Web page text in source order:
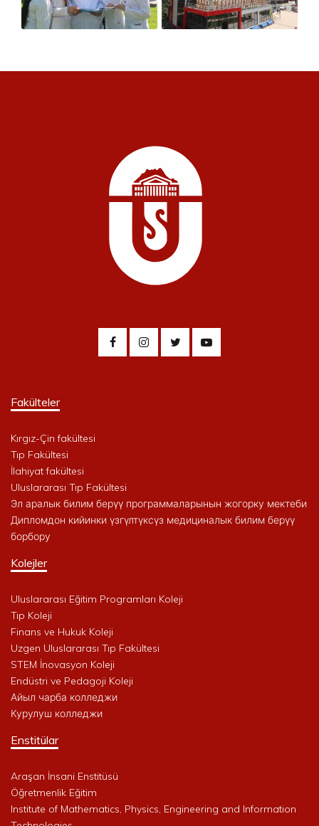
Fakülteler
Kırgız-Çin fakültesi
Tıp Fakültesi
İlahiyat fakültesi
Uluslararası Tıp Fakültesi
Эл аралык билим берүү программаларынын жогорку мектеби
Дипломдон кийинки үзгүлтүксүз медициналык билим берүү
борбору
Kolejler
Uluslararası Eğitim Programları Koleji
Tıp Koleji
Finans ve Hukuk Koleji
Uzgen Uluslararası Tıp Fakültesi
STEM İnovasyon Koleji
Endüstri ve Pedagoji Koleji
Айыл чарба колледжи
Курулуш колледжи
Enstitülar
Araşan İnsani Enstitüsü
Öğretmenlik Eğitim
Institute of Mathematics, Physics, Engineering and Information